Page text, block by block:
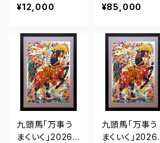
プリント【A4シー
¥12,000
プリント【B2シー
¥85,000
九頭馬「万事う
まくいく」2026
九頭馬「万事う
まくいく」2026